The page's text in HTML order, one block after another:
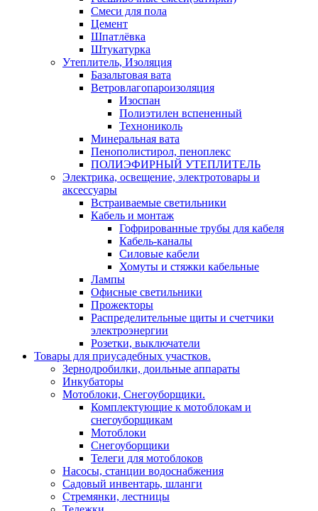
Смеси для пола
Цемент
Шпатлёвка
Штукатурка
Утеплитель, Изоляция
Базальтовая вата
Ветровлагопароизоляция
Изоспан
Полиэтилен вспененный
Технониколь
Минеральная вата
Пенополистирол, пеноплекс
ПОЛИЭФИРНЫЙ УТЕПЛИТЕЛЬ
Электрика, освещение, электротовары и
аксессуары
Встраиваемые светильники
Кабель и монтаж
Гофрированные трубы для кабеля
Кабель-каналы
Силовые кабели
Хомуты и стяжки кабельные
Лампы
Офисные светильники
Прожекторы
Распределительные щиты и счетчики
электроэнергии
Розетки, выключатели
Товары для приусадебных участков.
Зернодробилки, доильные аппараты
Инкубаторы
Мотоблоки, Снегоуборщики.
Комплектующие к мотоблокам и
снегоуборщикам
Мотоблоки
Снегоуборщики
Телеги для мотоблоков
Насосы, станции водоснабжения
Садовый инвентарь, шланги
Стремянки, лестницы